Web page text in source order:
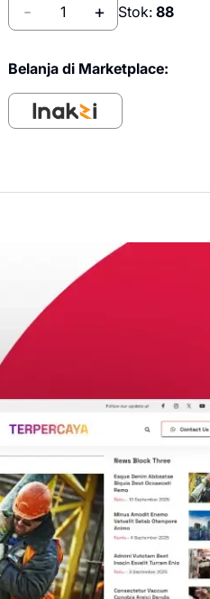
- + Stok: 88
Belanja di Marketplace: